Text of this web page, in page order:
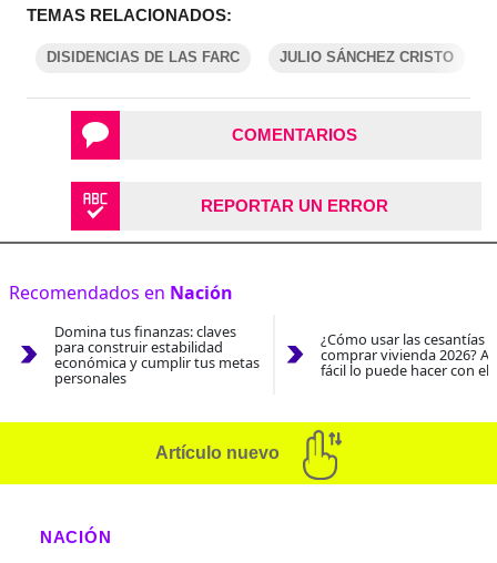
TEMAS RELACIONADOS:
DISIDENCIAS DE LAS FARC JULIO SÁNCHEZ CRISTO
COMENTARIOS
REPORTAR UN ERROR
Recomendados en Nación
Domina tus finanzas: claves
para construir estabilidad
económica y cumplir tus metas
personales
¿Cómo usar las cesantías
comprar vivienda 2026?
fácil lo puede hacer con el
Artículo nuevo
NACIÓN